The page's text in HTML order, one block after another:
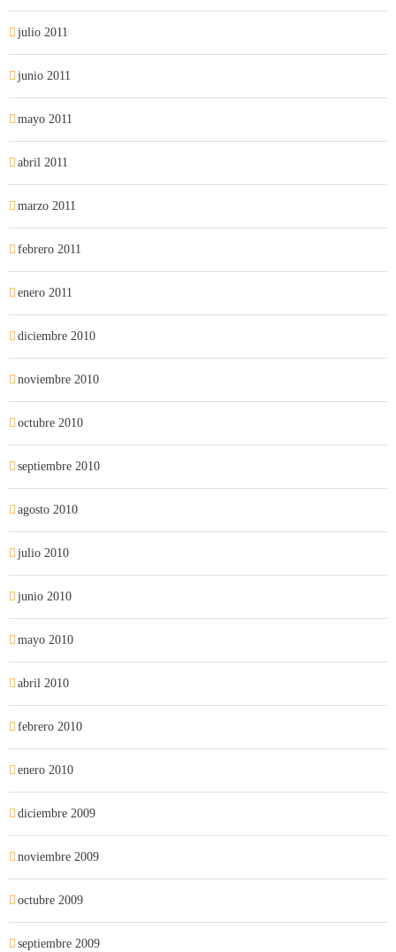
julio 2011
junio 2011
mayo 2011
abril 2011
marzo 2011
febrero 2011
enero 2011
diciembre 2010
noviembre 2010
octubre 2010
septiembre 2010
agosto 2010
julio 2010
junio 2010
mayo 2010
abril 2010
febrero 2010
enero 2010
diciembre 2009
noviembre 2009
octubre 2009
septiembre 2009